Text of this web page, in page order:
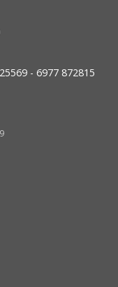
- 6977 872815